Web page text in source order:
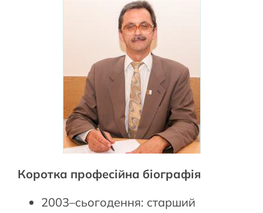
Коротка професійна біографія
2003–сьогодення: старший